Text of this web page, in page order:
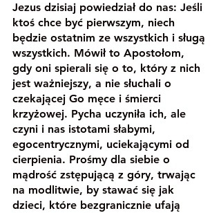
Jezus dzisiaj powiedział do nas: Jeśli
ktoś chce być pierwszym, niech
będzie ostatnim ze wszystkich i sługą
wszystkich. Mówił to Apostołom,
gdy oni spierali się o to, który z nich
jest ważniejszy, a nie słuchali o
czekającej Go męce i śmierci
krzyżowej. Pycha uczyniła ich, ale
czyni i nas istotami słabymi,
egocentrycznymi, uciekającymi od
cierpienia. Prośmy dla siebie o
mądrość zstępującą z góry, trwając
na modlitwie, by stawać się jak
dzieci, które bezgranicznie ufają